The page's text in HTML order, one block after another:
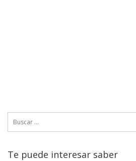
Te puede interesar saber